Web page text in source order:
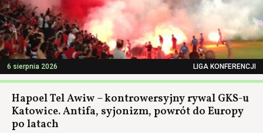
6 sierpnia 2026 LIGA KONFERENCJI
Hapoel Tel Awiw – kontrowersyjny rywal GKS-u
Katowice. Antifa, syjonizm, powrót do Europy
po latach